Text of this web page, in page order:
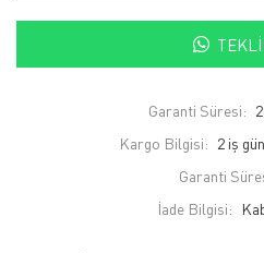
Garanti Süresi:
Kargo Bilgisi: 2 iş
Garanti
İade Bilgisi: